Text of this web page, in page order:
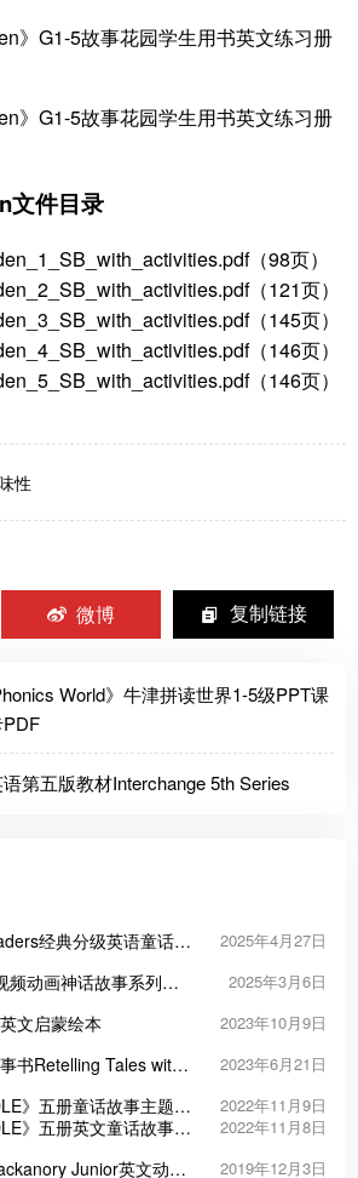
文件目录
（98页）
（121页）
（145页）
（146页）
（146页）
性
微博 复制链接
World》牛津拼读世界1-5级PPT课
第五版教材Interchange 5th Series
经典分级英语童话动
2025年4月27日
频动画神话故事系列全
2025年3月6日
文启蒙绘本 2023年10月9日
书Retelling Tales with
2023年6月21日
》五册童话故事主题第
2022年11月9日
》五册英文童话故事第
2022年11月8日
Junior英文动画
2019年12月3日